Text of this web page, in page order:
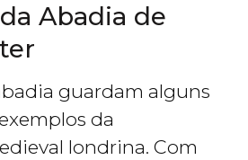
Abadia de
guardam alguns
da
londrina. Com